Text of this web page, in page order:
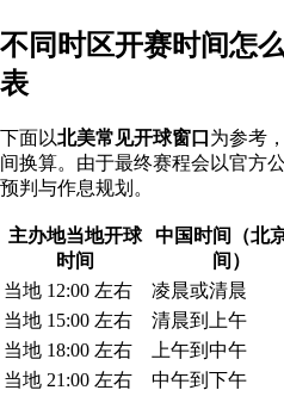
不同时区开赛时间怎
表
下面以北美常见开球窗口 为参考
间换算。由于最终赛程会以官方
预判与作息规划。
主办地当地开球
时间
中国时间（北
间）
当地 12:00 左右
凌晨或清晨
当地 15:00 左右
清晨到上午
当地 18:00 左右
上午到中午
当地 21:00 左右
中午到下午